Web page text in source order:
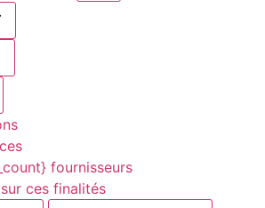
fournisseurs
ces finalités